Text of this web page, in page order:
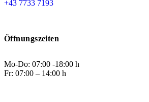
+43 7733 7193
Öffnungszeiten
Mo-Do: 07:00 -18:00 h
Fr: 07:00 – 14:00 h